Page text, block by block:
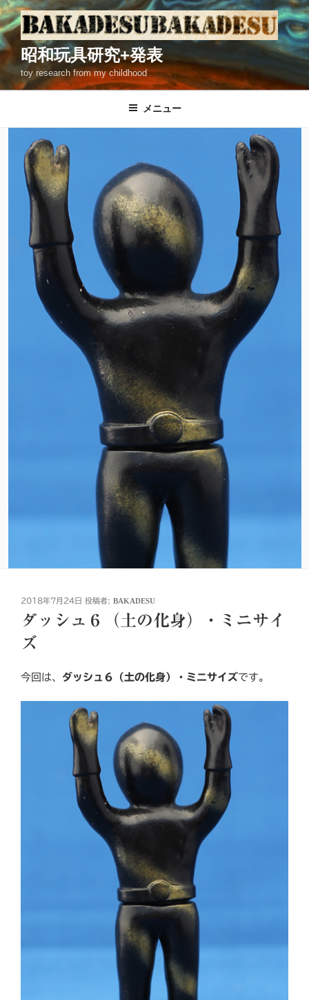
コ
ン
テ
ン
ツ
へ
昭和玩具研究+発表
toy research from my childhood
メニュー
投
稿
日:
2018年7月24日 投稿者: BAKADESU
ダッシュ６（土の化身）・ミニサイ
ズ
今回は、 ダッシュ６（土の化身）・ミニサイズです。